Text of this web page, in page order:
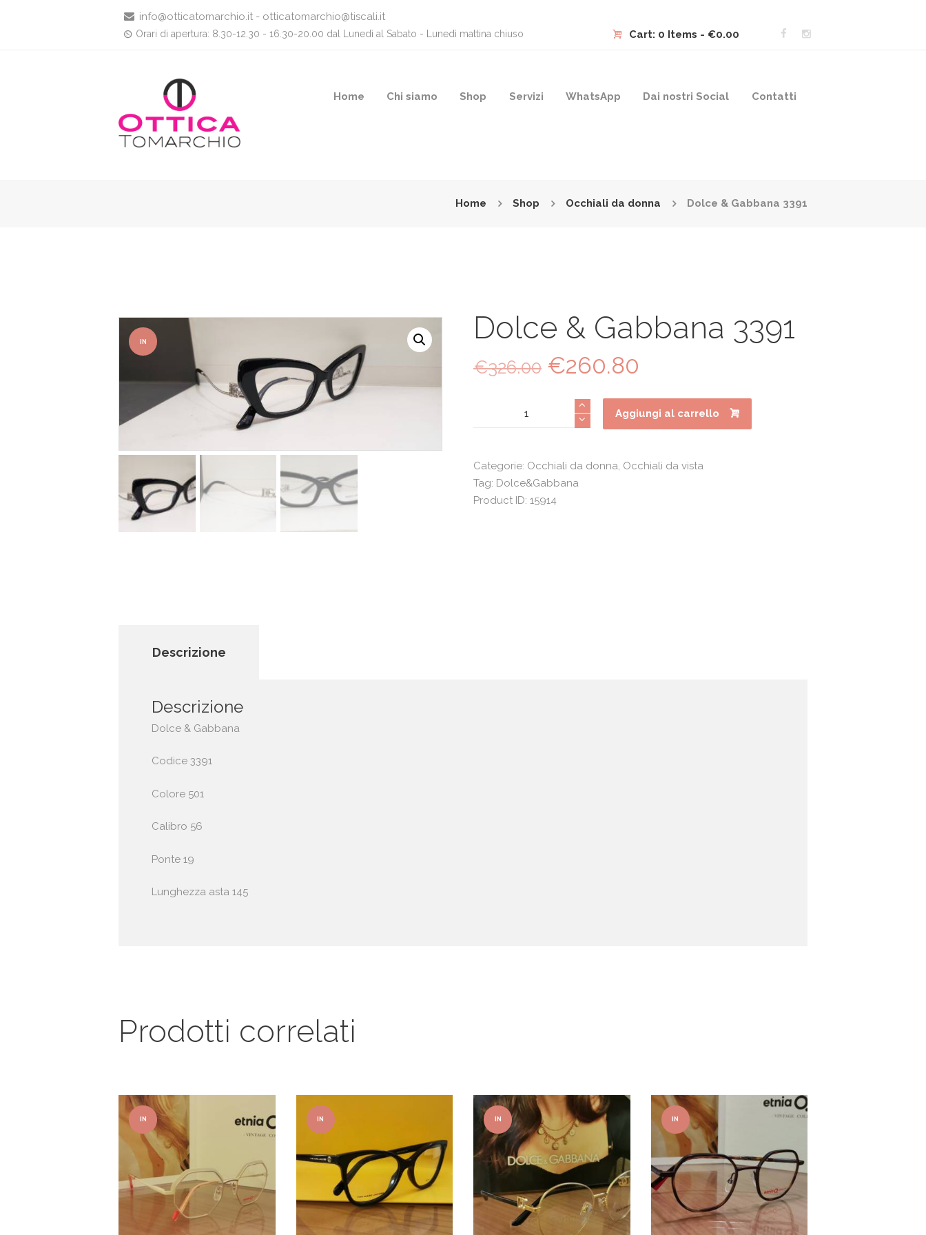
info@otticatomarchio.it - otticatomarchio@tiscali.it
Orari di apertura: 8.30-12.30 - 16.30-20.00 dal Lunedì al Sabato - Lunedì mattina chiuso Cart: 0 Items - €0.00
Home Chi siamo Shop Servizi WhatsApp Dai nostri Social Contatti
Home Shop Occhiali da donna Dolce & Gabbana 3391
IN Dolce & Gabbana 3391
€326.00 Il
prezzo
originale
era:
€326.00.
€260.80
attuale
è:
€260.80.
quantità
Aggiungi al carrello
Categorie: Occhiali da donna, Occhiali da vista
Tag: Dolce&Gabbana
Product ID: 15914
Descrizione
Descrizione
Dolce & Gabbana
Codice 3391
Colore 501
Calibro 56
Ponte 19
Lunghezza asta 145
Prodotti correlati
IN
OFFER
IN IN
OFFER
TA!
IN
TA!